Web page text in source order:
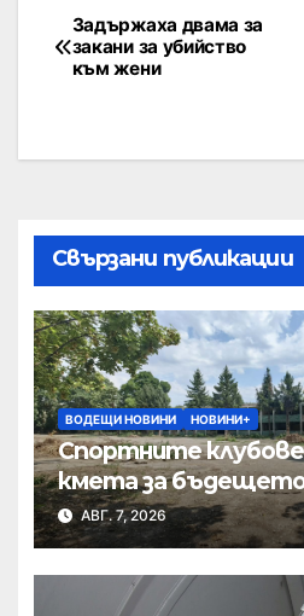
Задържаха двама за
закани за убийство
към жени
Свързани публикации
ВОДЕЩИ НОВИНИ НОВИНИ+
Спортните
кмета за
полк
АВГ. 7, 2026